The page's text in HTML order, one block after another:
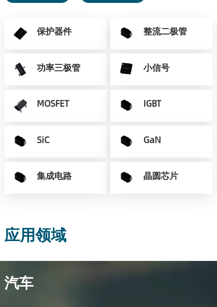
保护器件 整流二极管
功率三极管 小信号
MOSFET IGBT
SiC GaN
集成电路 晶圆芯片
应用领域
汽车